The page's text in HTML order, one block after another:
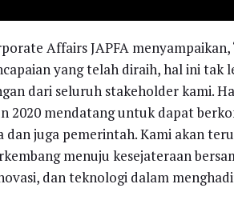
Affairs JAPFA
yang telah diraih, hal ini tak
dari seluruh stakeholder kami.
2020 mendatang untuk dapat
juga pemerintah. Kami akan
menuju kesejateraan
dan teknologi dalam